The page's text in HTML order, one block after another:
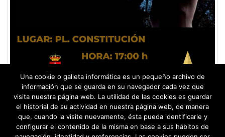
Magia y malabares: “Máximo Óptimo”
28 de diciembre de 2023
Una cookie o galleta informática es un pequeño archivo de
información que se guarda en su navegador cada vez que
visita nuestra página web. La utilidad de las cookies es guardar
el historial de su actividad en nuestra página web, de manera
que, cuando la visite nuevamente, ésta pueda identificarle y
configurar el contenido de la misma en base a sus hábitos de